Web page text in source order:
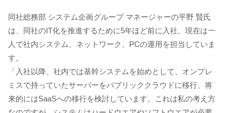
同社総務部 システム企画グループ マネージャーの平野 賢氏
は、同社のIT化を推進するために5年ほど前に入社、現在は一
人で社内システム、ネットワーク、PCの運用を担当していま
す。
「入社以降、社内では基幹システムを始めとして、オンプレ
ミスで持っていたサーバーをパブリッククラウドに移行、将
来的にはSaaSへの移行を検討しています。これは私の考え方